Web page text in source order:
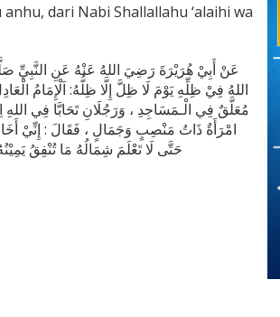
dari Nabi Shallallahu ‘alaihi wa
عَنْ أَبِيْ هُرَيْرَةَ رَضِيَ اللهُ عَنْهُ عَنِ النَّبِيِّ
اللهُ فِيْ ظِلِّهِ يَوْمَ لَا ظِلَّ إِلَّا ظِلُّهُ: اَلْإِمَامُ
مُعَلَّقٌ فِي الْـمَسَاجِدِ ، وَرَجُلَانِ تَحَابَّا فِي
امْرَأَةٌ ذَاتُ مَنْصِبٍ وَجَمَالٍ ، فَقَالَ : إِنِّيْ
حَتَّى لَا تَعْلَمَ شِمَالُهُ مَا تُنْفِقُ